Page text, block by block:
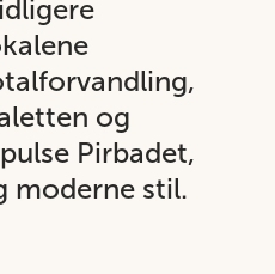
og
Pirbadet,
moderne stil.